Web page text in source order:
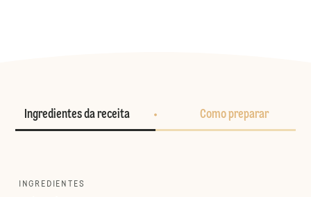
Ingredientes da receita Como preparar
INGREDIENTES